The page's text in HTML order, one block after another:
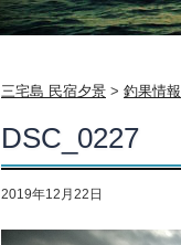
三宅島 民宿夕景 > 釣果情報
DSC_0227
2019年12月22日